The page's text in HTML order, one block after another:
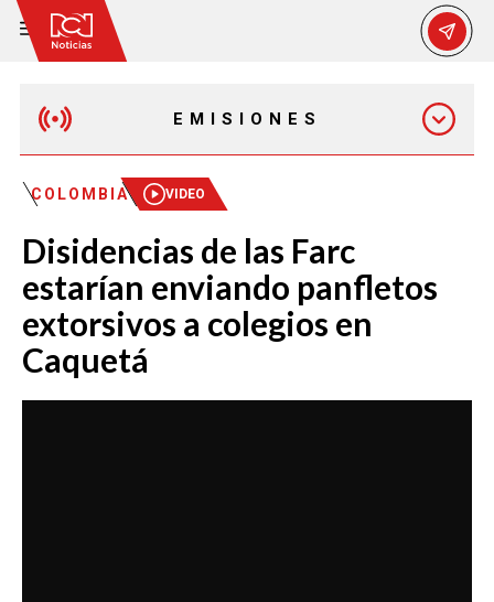
EMISIONES
MAÑANA EXPRESS
EMISIÓN 12:30 PM
EMISIÓN 7:00 PM
EMISIÓN 11:30 PM
COLOMBIA VIDEO
Disidencias de las Farc
estarían enviando panfletos
extorsivos a colegios en
Caquetá